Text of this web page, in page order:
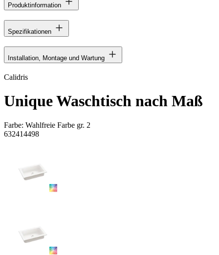
Produktinformation
Spezifikationen
Installation, Montage und Wartung
Calidris
Unique Waschtisch nach Maß
Farbe: Wahlfreie Farbe gr. 2
632414498